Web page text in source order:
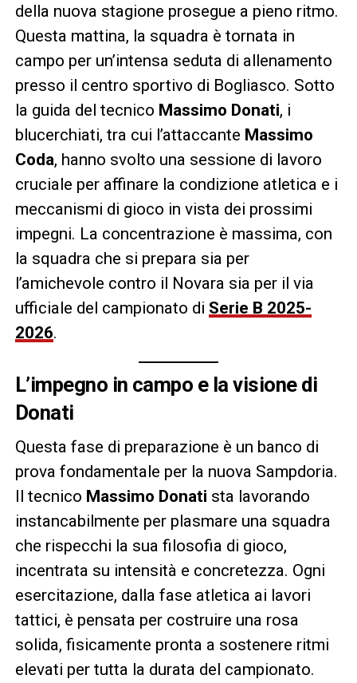
della nuova stagione prosegue a pieno ritmo.
Questa mattina, la squadra è tornata in
campo per un’intensa seduta di allenamento
presso il centro sportivo di Bogliasco. Sotto
la guida del tecnico Massimo Donati, i
blucerchiati, tra cui l’attaccante Massimo
Coda, hanno svolto una sessione di lavoro
cruciale per affinare la condizione atletica e i
meccanismi di gioco in vista dei prossimi
impegni. La concentrazione è massima, con
la squadra che si prepara sia per
l’amichevole contro il Novara sia per il via
ufficiale del campionato di Serie B 2025-
2026.
L’impegno in campo e la visione di
Donati
Questa fase di preparazione è un banco di
prova fondamentale per la nuova Sampdoria.
Il tecnico Massimo Donati sta lavorando
instancabilmente per plasmare una squadra
che rispecchi la sua filosofia di gioco,
incentrata su intensità e concretezza. Ogni
esercitazione, dalla fase atletica ai lavori
tattici, è pensata per costruire una rosa
solida, fisicamente pronta a sostenere ritmi
elevati per tutta la durata del campionato.